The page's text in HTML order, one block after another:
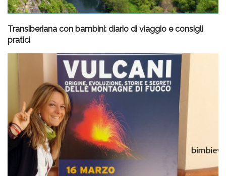
Transiberiana con bambini: diario di viaggio e consigli
pratici